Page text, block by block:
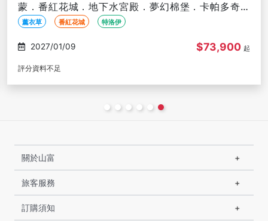
蒙．番紅花城．地下水宮殿．夢幻棉堡．卡帕多奇亞
【TK125/124】
薰衣草 番紅花城 特洛伊
2027/01/09 $73,900 起
評分資料不足
關於山富
旅客服務
訂購須知